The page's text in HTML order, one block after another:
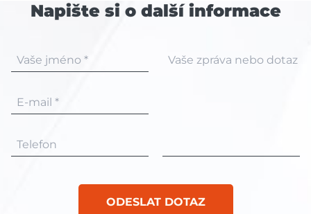
Napište si o další informace
Vaše jméno *
E-mail *
Telefon
Vaše zpráva nebo dotaz
ODESLAT DOTAZ